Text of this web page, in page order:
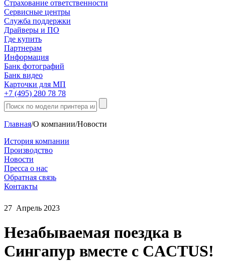
Страхование ответственности
Сервисные центры
Служба поддержки
Драйверы и ПО
Где купить
Партнерам
Информация
Банк фотографий
Банк видео
Карточки для МП
+7 (495) 280 78 78
Главная/О компании/Новости
История компании
Производство
Новости
Пресса о нас
Обратная связь
Контакты
27 Апрель 2023
Незабываемая поездка в
Сингапур вместе с CACTUS!